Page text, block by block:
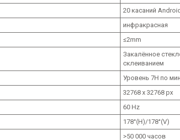
20 касаний
инфракрасная
≤2mm
Закалённое
склеиванием
Уровень 7H по
32768 x 32768 px
60 Hz
178°(H)/178°(V)
>50 000 часов